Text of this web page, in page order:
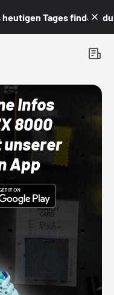
Tages findest du
Infos
8000
unserer
App